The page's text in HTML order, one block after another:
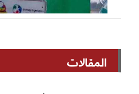
المقالات